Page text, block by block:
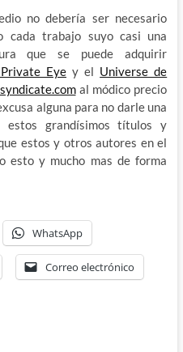
no debería ser necesario
cada trabajo suyo casi una
que se puede adquirir
Eye y el Universe de
al módico precio
alguna para no darle una
estos grandísimos títulos y
estos y otros autores en el
esto y mucho mas de forma
WhatsApp
Correo electrónico